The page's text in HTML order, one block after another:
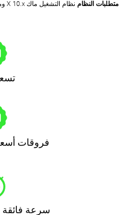
متطلبات النظام نظام التشغيل ماك X 10.x وما بعده
فروقات أسعار من